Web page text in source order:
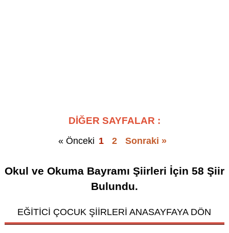
DİĞER SAYFALAR :
« Önceki 1 2 Sonraki »
Okul ve Okuma Bayramı Şiirleri İçin 58 Şiir
Bulundu.
EĞİTİCİ ÇOCUK ŞİİRLERİ ANASAYFAYA DÖN